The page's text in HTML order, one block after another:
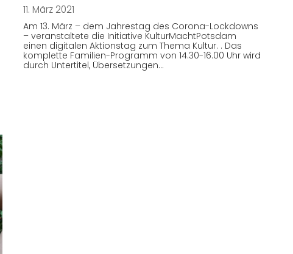
11. März 2021
Am 13. März – dem Jahrestag des Corona-Lockdowns
– veranstaltete die Initiative KulturMachtPotsdam
einen digitalen Aktionstag zum Thema Kultur. . Das
komplette Familien-Programm von 14.30-16.00 Uhr wird
durch Untertitel, Übersetzungen…